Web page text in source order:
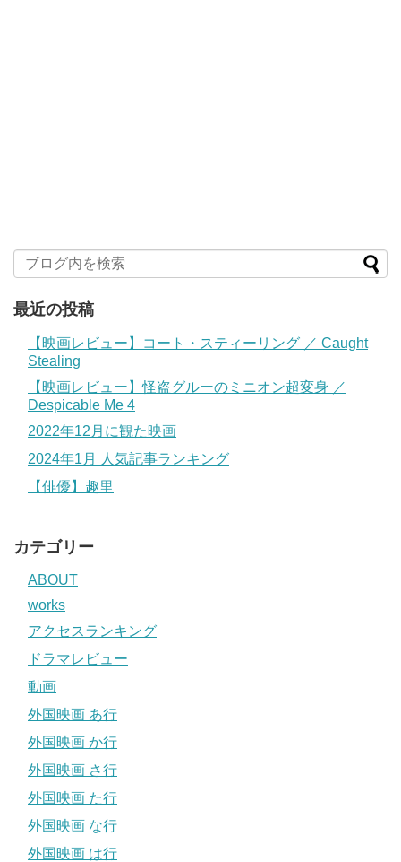
最近の投稿
【映画レビュー】コート・スティーリング ／ Caught
Stealing
【映画レビュー】怪盗グルーのミニオン超変身 ／
Despicable Me 4
2022年12月に観た映画
2024年1月 人気記事ランキング
【俳優】趣里
カテゴリー
ABOUT
works
アクセスランキング
ドラマレビュー
動画
外国映画 あ行
外国映画 か行
外国映画 さ行
外国映画 た行
外国映画 な行
外国映画 は行